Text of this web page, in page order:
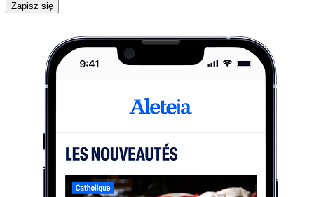
Zapisz się